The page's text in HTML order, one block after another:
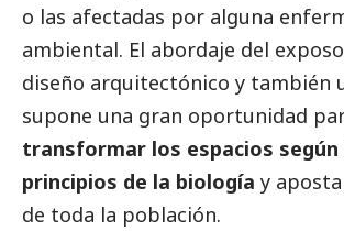
o las afectadas por alguna
ambiental. El abordaje del
diseño arquitectónico y también
supone una gran oportunidad
transformar los espacios según
principios de la biología y
de toda la población.